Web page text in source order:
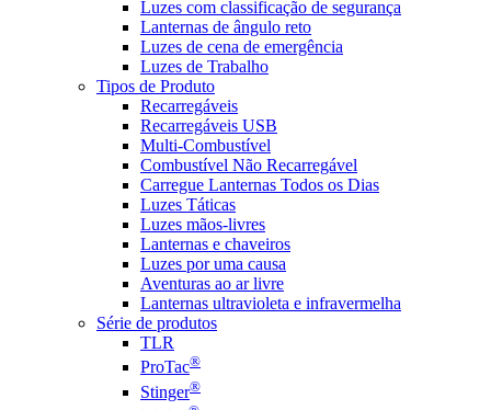
Luzes com classificação de segurança
Lanternas de ângulo reto
Luzes de cena de emergência
Luzes de Trabalho
Tipos de Produto
Recarregáveis
Recarregáveis USB
Multi-Combustível
Combustível Não Recarregável
Carregue Lanternas Todos os Dias
Luzes Táticas
Luzes mãos-livres
Lanternas e chaveiros
Luzes por uma causa
Aventuras ao ar livre
Lanternas ultravioleta e infravermelha
Série de produtos
TLR
ProTac®
Stinger®